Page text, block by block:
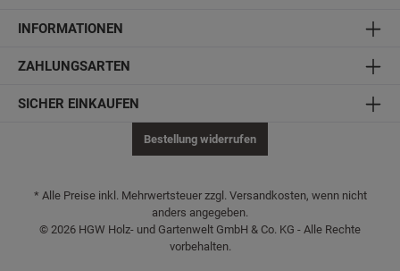
INFORMATIONEN
ZAHLUNGSARTEN
SICHER EINKAUFEN
Bestellung widerrufen
* Alle Preise inkl. Mehrwertsteuer zzgl. Versandkosten, wenn nicht
anders angegeben.
© 2026 HGW Holz- und Gartenwelt GmbH & Co. KG - Alle Rechte
vorbehalten.